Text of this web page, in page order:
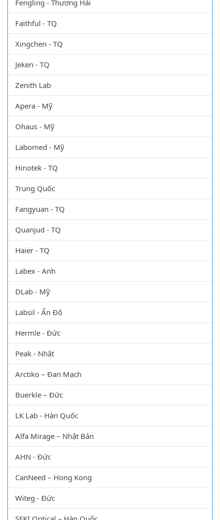
Fengling - Thượng Hải
Faithful - TQ
Xingchen - TQ
Jeken - TQ
Zenith Lab
Apera - Mỹ
Ohaus - Mỹ
Labomed - Mỹ
Hinotek - TQ
Trung Quốc
Fangyuan - TQ
Quanjud - TQ
Haier - TQ
Labex - Anh
DLab - Mỹ
Labsil - Ấn Độ
Hermle - Đức
Peak - Nhật
Arctiko – Đan Mạch
Buerkle – Đức
LK Lab - Hàn Quốc
Alfa Mirage – Nhật Bản
AHN - Đức
CanNeed – Hong Kong
Witeg - Đức